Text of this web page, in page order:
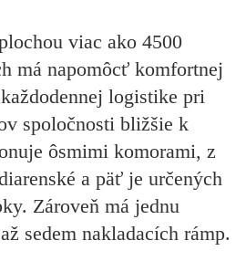
viac ako 4500
má napomôcť komfortnej
logistike pri
spoločnosti bližšie k
ôsmimi komorami, z
a päť je určených
Zároveň má jednu
sedem nakladacích rámp.